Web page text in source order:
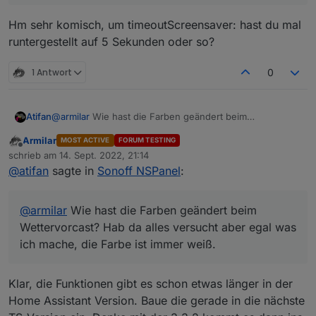
wieder aktiv.
Umgehen könnte man das halt, wenn jedes Mal
ausgelöst wird, der Timer erneuert würde.
Hm sehr komisch, um timeoutScreensaver: hast du mal
runtergestellt auf 5 Sekunden oder so?
1 Antwort 0
Atifan@armilar Wie hast die Farben geändert beim
mache, die Farbe ist immer weiß.
Offline
Armilar MOST ACTIVE FORUM TESTING
schrieb am 14. Sept. 2022, 21:14
zuletzt editiert von
@atifan sagte in Sonoff NSPanel:
@armilar Wie hast die Farben geändert beim
Wettervorcast? Hab da alles versucht aber egal was
ich mache, die Farbe ist immer weiß.
Klar, die Funktionen gibt es schon etwas länger in der
Home Assistant Version. Baue die gerade in die nächste